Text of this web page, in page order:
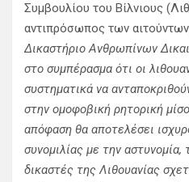
Συμβουλίου του Βίλνιους
αντιπρόσωπος των
Δικαστήριο Ανθρωπίνων
στο συμπέρασμα ότι οι
συστηματικά να
στην ομοφοβική ρητορική
απόφαση θα αποτελέσει
συνομιλίας με την αστυνομία,
δικαστές της Λιθουανίας